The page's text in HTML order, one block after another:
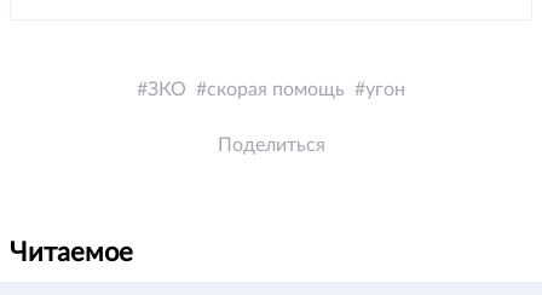
ЗКО скорая помощь угон
Поделиться
Читаемое